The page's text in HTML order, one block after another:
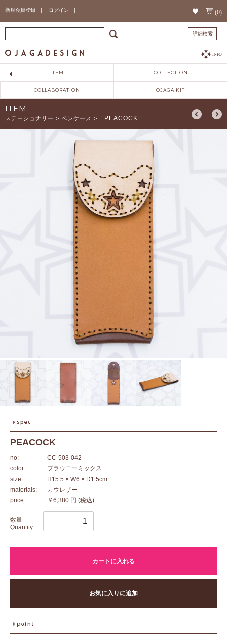
新規会員登録 | ログイン | (0)
詳細検索
INFO
ITEM COLLECTION
COLLABORATION OJAGA KIT
ITEM
ステーショナリー > ペンケース > PEACOCK
PEACOCK
no:
CC-503-042
color:
ブラウニーミックス
size:
H15.5 × W6 × D1.5cm
materials:
カウレザー
price:
￥6,380 円 (税込)
数量
Quantity
カートに入れる
お気に入りに追加